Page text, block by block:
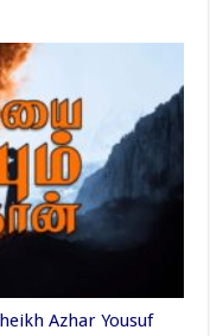
Azhar Yousuf